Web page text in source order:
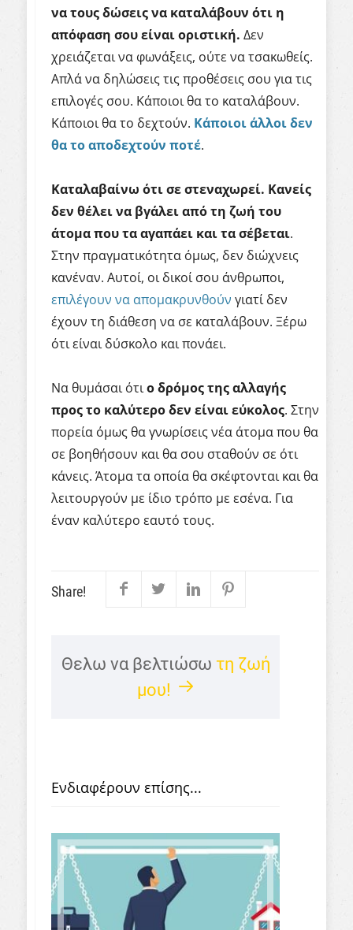
να τους δώσεις να καταλάβουν ότι η
απόφαση σου είναι οριστική. Δεν
χρειάζεται να φωνάξεις, ούτε να τσακωθείς.
Απλά να δηλώσεις τις προθέσεις σου για τις
επιλογές σου. Κάποιοι θα το καταλάβουν.
Κάποιοι θα το δεχτούν. Κάποιοι άλλοι δεν
θα το αποδεχτούν ποτέ.
Καταλαβαίνω ότι σε στεναχωρεί. Κανείς
δεν θέλει να βγάλει από τη ζωή του
άτομα που τα αγαπάει και τα σέβεται.
Στην πραγματικότητα όμως, δεν διώχνεις
κανέναν. Αυτοί, οι δικοί σου άνθρωποι,
επιλέγουν να απομακρυνθούν γιατί δεν
έχουν τη διάθεση να σε καταλάβουν. Ξέρω
ότι είναι δύσκολο και πονάει.
Να θυμάσαι ότιο δρόμος της αλλαγής
προς το καλύτερο δεν είναι εύκολος. Στην
πορεία όμως θα γνωρίσεις νέα άτομα που θα
σε βοηθήσουν και θα σου σταθούν σε ότι
κάνεις. Άτομα τα οποία θα σκέφτονται και θα
λειτουργούν με ίδιο τρόπο με εσένα. Για
έναν καλύτερο εαυτό τους.
Share!
Θελω να βελτιώσω τη ζωή
μου!
Ενδιαφέρουν επίσης...